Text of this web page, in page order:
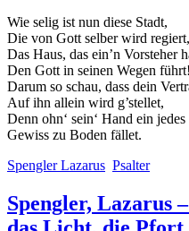
Wie selig ist nun diese Stadt,
Die von Gott selber wird regiert,
Das Haus, das ein’n Vorsteher
Den Gott in seinen Wegen führt!
Darum so schau, dass dein
Auf ihn allein wird g’stellet,
Denn ohn‘ sein‘ Hand ein
Gewiss zu Boden fället.
Spengler Lazarus Psalter
Spengler, Lazarus